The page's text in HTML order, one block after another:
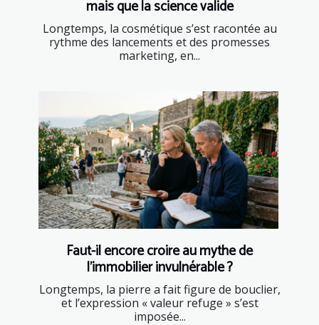
mais que la science valide
Longtemps, la cosmétique s’est racontée au
rythme des lancements et des promesses
marketing, en...
Faut-il encore croire au mythe de
l’immobilier invulnérable ?
Longtemps, la pierre a fait figure de bouclier,
et l’expression « valeur refuge » s’est
imposée...